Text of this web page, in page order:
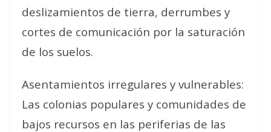
deslizamientos de tierra, derrumbes y
cortes de comunicación por la saturación
de los suelos.
Asentamientos irregulares y vulnerables:
Las colonias populares y comunidades de
bajos recursos en las periferias de las